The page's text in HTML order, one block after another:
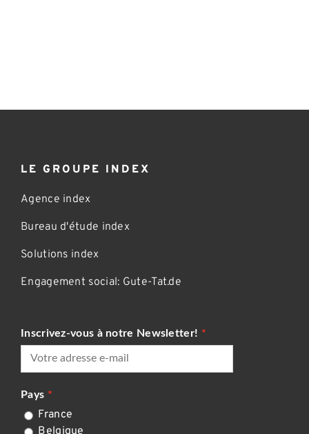
LE GROUPE INDEX
Agence index
Bureau d'étude index
Solutions index
Engagement social: Gute-Tat.de
Inscrivez-vous à notre Newsletter!
Pays
France